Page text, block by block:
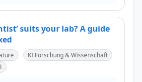
suits your lab? A guide
KI Forschung & Wissenschaft